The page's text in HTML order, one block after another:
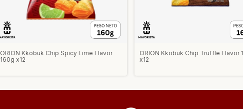
ORION Kkobuk Chip Spicy Lime Flavor
160g x12
ORION Kkobuk Chip Truffle Flavor
x12